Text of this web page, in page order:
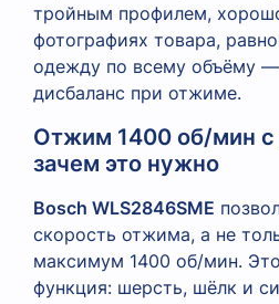
тройным профилем,
фотографиях товара,
одежду по всему объёму
дисбаланс при отжиме.
Отжим 1400 об/мин с
зачем это нужно
Bosch WLS2846SME
скорость отжима, а не
максимум 1400 об/мин.
функция: шерсть, шёлк и